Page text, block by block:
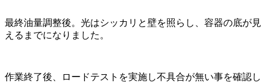
最終油量調整後。光はシッカリと壁を照らし、容器の底が見
えるまでになりました。
作業終了後、ロードテストを実施し不具合が無い事を確認し